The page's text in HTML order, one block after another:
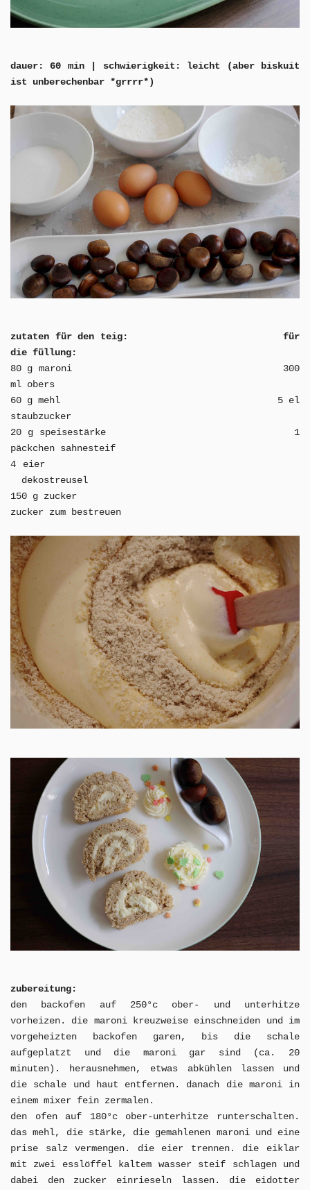
dauer: 60 min | schwierigkeit: leicht (aber biskuit
ist unberechenbar *grrrr*)
zutaten für den teig: für
die füllung:
80 g maroni 300
ml obers
60 g mehl 5 el
staubzucker
20 g speisestärke 1
päckchen sahnesteif
4 eier
dekostreusel
150 g zucker
zucker zum bestreuen
zubereitung:
den backofen auf 250°c ober- und unterhitze
vorheizen. die maroni kreuzweise einschneiden und im
vorgeheizten backofen garen, bis die schale
aufgeplatzt und die maroni gar sind (ca. 20
minuten). herausnehmen, etwas abkühlen lassen und
die schale und haut entfernen. danach die maroni in
einem mixer fein zermalen.
den ofen auf 180°c ober-unterhitze runterschalten.
das mehl, die stärke, die gemahlenen maroni und eine
prise salz vermengen. die eier trennen. die eiklar
mit zwei esslöffel kaltem wasser steif schlagen und
dabei den zucker einrieseln lassen. die eidotter